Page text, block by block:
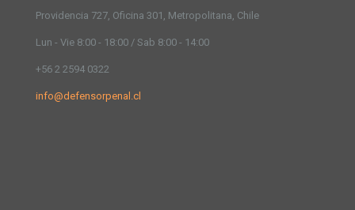
Providencia 727, Oficina 301, Metropolitana, Chile
Lun - Vie 8:00 - 18:00 / Sab 8:00 - 14:00
+56 2 2594 0322
info@defensorpenal.cl